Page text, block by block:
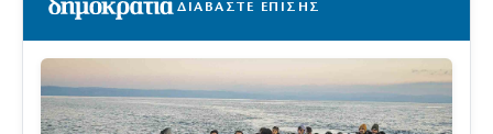
ΔΙΑΒΑΣΤΕ ΕΠΙΣΗΣ